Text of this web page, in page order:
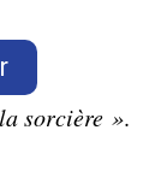
sorcière ».